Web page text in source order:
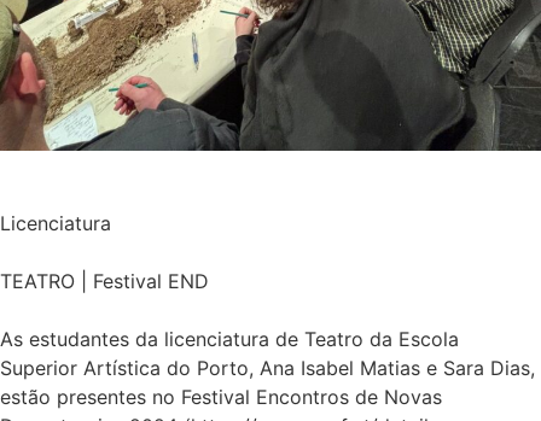
Licenciatura
TEATRO | Festival END
As estudantes da licenciatura de Teatro da Escola
Superior Artística do Porto, Ana Isabel Matias e Sara Dias,
estão presentes no Festival Encontros de Novas